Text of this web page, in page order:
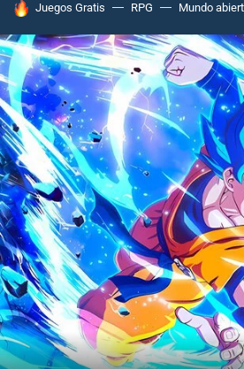
HOY SE HABLA DE
Juegos Gratis RPG Mundo